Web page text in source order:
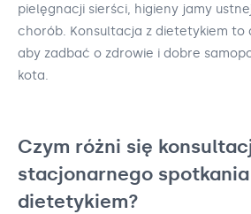
pielęgnacji sierści, higieny jamy
chorób. Konsultacja z dietetykiem to
aby zadbać o zdrowie i dobre
kota.
Czym różni się
stacjonarnego
dietetykiem?